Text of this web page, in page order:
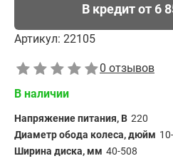
В кредит от 6
Артикул: 22105
0 отзывов
В наличии
Напряжение питания, В 220
Диаметр обода колеса, дюйм
Ширина диска, мм 40-508